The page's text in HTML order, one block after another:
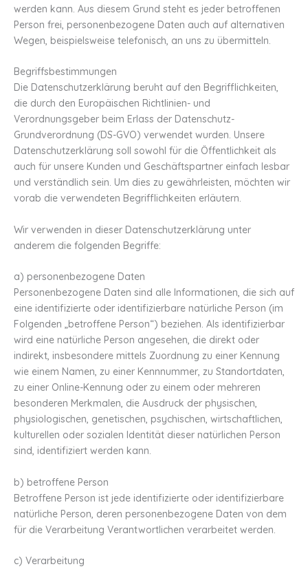
werden kann. Aus diesem Grund steht es jeder betroffenen
Person frei, personenbezogene Daten auch auf alternativen
Wegen, beispielsweise telefonisch, an uns zu übermitteln.
Begriffsbestimmungen
Die Datenschutzerklärung beruht auf den Begrifflichkeiten,
die durch den Europäischen Richtlinien- und
Verordnungsgeber beim Erlass der Datenschutz-
Grundverordnung (DS-GVO) verwendet wurden. Unsere
Datenschutzerklärung soll sowohl für die Öffentlichkeit als
auch für unsere Kunden und Geschäftspartner einfach lesbar
und verständlich sein. Um dies zu gewährleisten, möchten wir
vorab die verwendeten Begrifflichkeiten erläutern.
Wir verwenden in dieser Datenschutzerklärung unter
anderem die folgenden Begriffe:
a) personenbezogene Daten
Personenbezogene Daten sind alle Informationen, die sich auf
eine identifizierte oder identifizierbare natürliche Person (im
Folgenden „betroffene Person“) beziehen. Als identifizierbar
wird eine natürliche Person angesehen, die direkt oder
indirekt, insbesondere mittels Zuordnung zu einer Kennung
wie einem Namen, zu einer Kennnummer, zu Standortdaten,
zu einer Online-Kennung oder zu einem oder mehreren
besonderen Merkmalen, die Ausdruck der physischen,
physiologischen, genetischen, psychischen, wirtschaftlichen,
kulturellen oder sozialen Identität dieser natürlichen Person
sind, identifiziert werden kann.
b) betroffene Person
Betroffene Person ist jede identifizierte oder identifizierbare
natürliche Person, deren personenbezogene Daten von dem
für die Verarbeitung Verantwortlichen verarbeitet werden.
c) Verarbeitung